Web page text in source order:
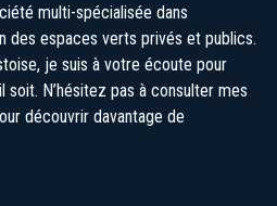
multi-spécialisée dans
des espaces verts privés et publics.
je suis à votre écoute pour
soit. N’hésitez pas à consulter mes
découvrir davantage de